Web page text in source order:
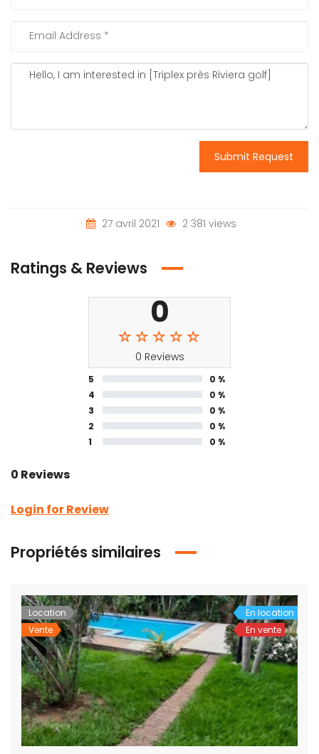
Submit Request
27 avril 2021 2 381 views
Ratings & Reviews
0
0 Reviews
5
0 %
4
0 %
3
0 %
2
0 %
1
0 %
0 Reviews
Login for Review
Propriétés similaires
Location
Vente
En location
En vente